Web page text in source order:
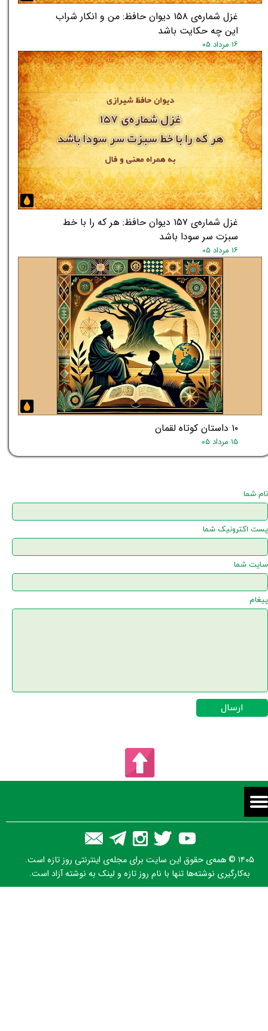
غزل شماره‌ی ۱۵۸ دیوان حافظ: من و انکار شراب
این چه حکایت باشد
۱۶ مرداد ۰۵
غزل شماره‌ی ۱۵۷ دیوان حافظ: هر که را با خط
سبزت سر سودا باشد
۱۶ مرداد ۰۵
۱۰ داستان کوتاه لقمان
۱۵ مرداد ۰۵
نام شما
پست اکترونیک شما
سایت شما
پیغام
ارسال
۱۴۰۵ © همه‌ی حقوق این سایت برای مجله‌ی اینترنتی روز تازه است.
به‌کارگیری نوشته‌ها تنها با نام روز تازه و لینک به نوشته آزاد است.